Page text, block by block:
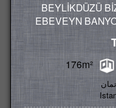
BEYLİKDÜZÜ
EBEVEYN